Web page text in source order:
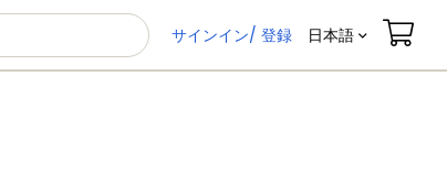
サインイン/ 登録 日本語